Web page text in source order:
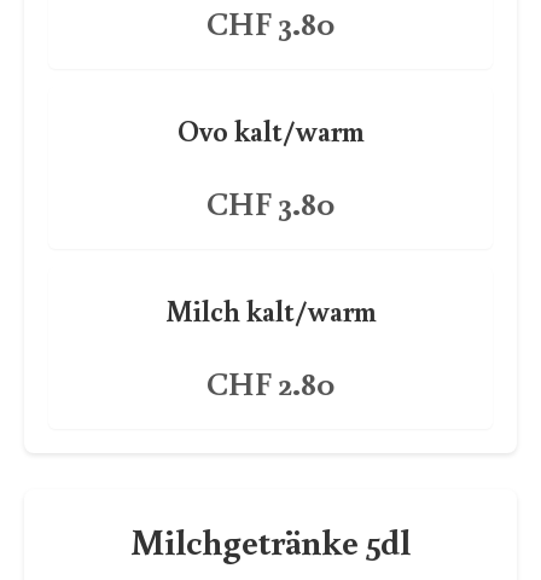
CHF 3.80
Ovo kalt/warm
CHF 3.80
Milch kalt/warm
CHF 2.80
Milchgetränke 5dl